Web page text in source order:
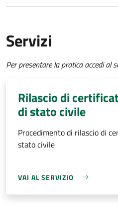
Servizi
Per presentare la pratica accedi al
Rilascio di
di stato civile
Procedimento di rilascio di
stato civile
VAI AL SERVIZIO